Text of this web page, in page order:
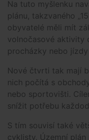
Na tuto myšlenku
plánu, takzvaného
obyvatelé měli mít
volnočasové aktivity
procházky nebo
Nové čtvrti tak mají
nich počítá s
nebo sportovišti.
snížit potřebu
S tím souvisí také
cyklisty. Územní